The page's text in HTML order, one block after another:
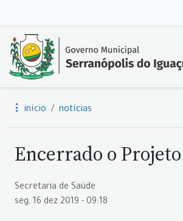
início notícias
Encerrado o
Secretaria de Saúde
seg, 16 dez 2019 - 09:18